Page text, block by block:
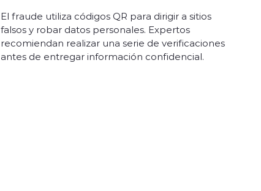
El fraude utiliza códigos QR para dirigir a sitios
falsos y robar datos personales. Expertos
recomiendan realizar una serie de verificaciones
antes de entregar información confidencial.